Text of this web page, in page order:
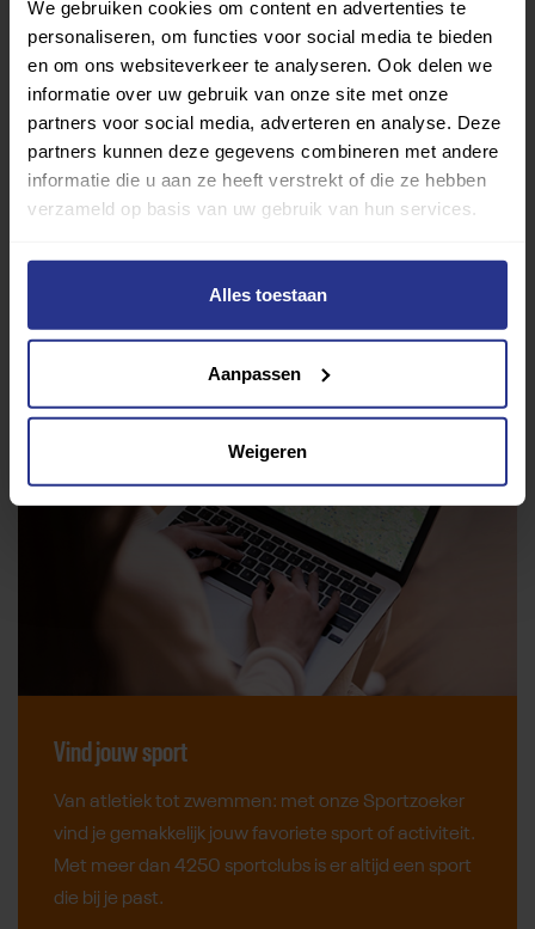
We gebruiken cookies om content en advertenties te
personaliseren, om functies voor social media te bieden
en om ons websiteverkeer te analyseren. Ook delen we
informatie over uw gebruik van onze site met onze
partners voor social media, adverteren en analyse. Deze
partners kunnen deze gegevens combineren met andere
informatie die u aan ze heeft verstrekt of die ze hebben
verzameld op basis van uw gebruik van hun services.
Alles toestaan
Aanpassen
Weigeren
normaal, in de hoop onopvallend te blijven. Dus vertel ik
nu: we zien het wel! Ik zou zeggen: als je dan toch kijkt,
doe het dan echt. En niet zo halfslachtig, want zo zie je
niet half hoe bijzonder ik ben.
Deel dit bericht
Vind jouw sport
Van atletiek tot zwemmen: met onze Sportzoeker
vind je gemakkelijk jouw favoriete sport of activiteit.
Met meer dan 4250 sportclubs is er altijd een sport
die bij je past.